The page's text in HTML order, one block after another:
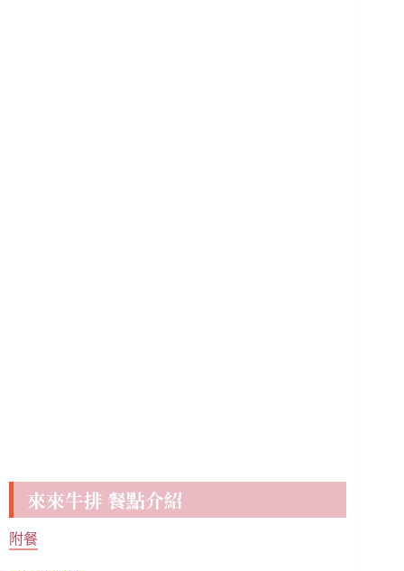
來來牛排 餐點介紹
附餐